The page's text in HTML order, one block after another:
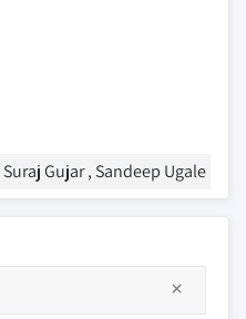
Suraj Gujar , Sandeep Ugale